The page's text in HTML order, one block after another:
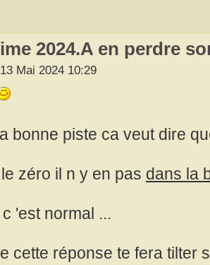
2024.A en perdre
Mai 2024 10:29
bonne piste ca veut dire
zéro il n y en pas dans la
'est normal ...
cette réponse te fera tilter